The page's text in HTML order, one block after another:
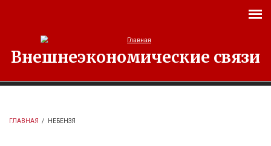
Внешнеэкономические связи
ГЛАВНАЯ / НЕБЕНЗЯ